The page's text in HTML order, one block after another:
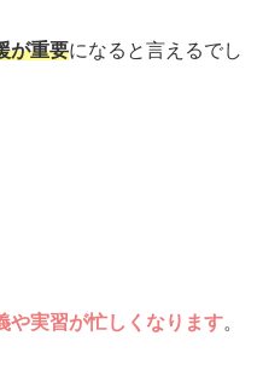
が重要になると言えるでし
や実習が忙しくなります。